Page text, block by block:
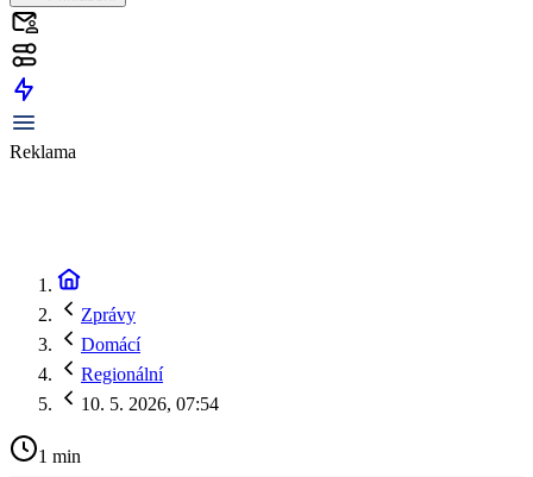
Reklama
Zprávy
Domácí
Regionální
10. 5. 2026, 07:54
1 min